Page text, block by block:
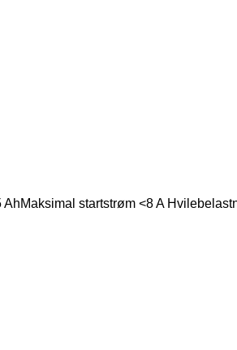
startstrøm <8 A